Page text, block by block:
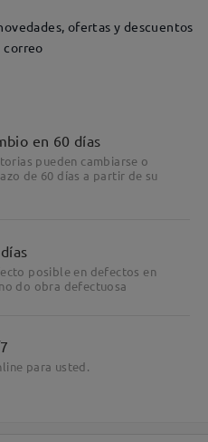
ofertas y descuentos
correo
en 60 días
pueden cambiarse o
de 60 días a partir de su
posible en defectos en
do obra defectuosa
para usted.